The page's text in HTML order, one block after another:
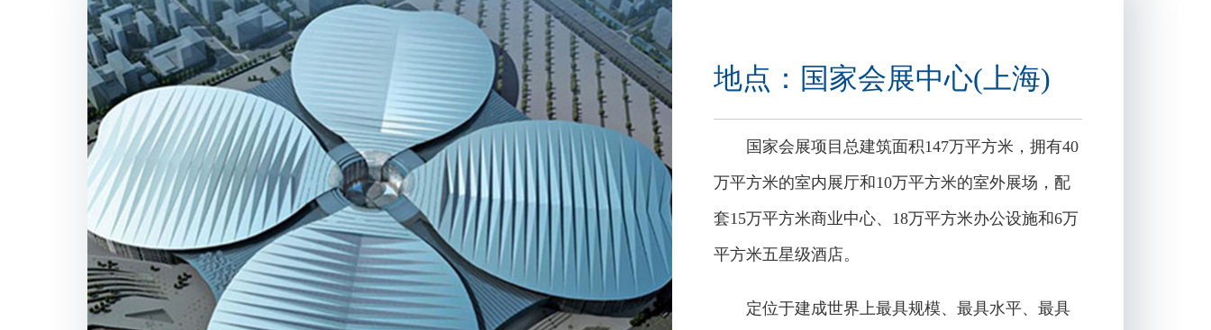
首设“生产自动化装备”板块：涵盖工业机器人、智能传感系统、VR/AR虚拟调试技术及数字孪生产线，推动纺织生产向智能
化、柔性化跃迁。届时将通过场景化演示呈现从单机智能到全流程自动化的解决方案，助力企业降本增效与数字化转型。
2026国际纺织机械展将构建全产业链一体化展示矩阵，覆盖纺纱及化纤、织造、针织、印花、染整、非织造、绣花、服装、编
织、再循环、测试、包装等全产业链相关设备及纺织化学品，通过系统性产品分类与前沿技术融合，为全球纺织行业提供从原料到
成品的完整解决方案。
拟参展企业请登录展会官方网站 www.citme.com.cn/www.itmaasia.com
在线提交参展申请。更多参展详情，请访问展会官方网
站。
发稿单位：CTMA、CCPIT TEX、CEMATEX
如需了解更多展会新闻，您可联系：
汤蓉 钱玉
地点：国家会展中心(上海)
国家会展项目总建筑面积147万平方米，拥有40
万平方米的室内展厅和10万平方米的室外展场，配
套15万平方米商业中心、18万平方米办公设施和6万
平方米五星级酒店。
定位于建成世界上最具规模、最具水平、最具